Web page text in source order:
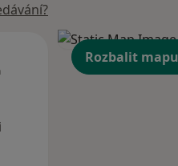
Pá
Rozbalit mapu